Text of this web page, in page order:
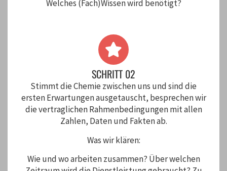
Welches (Fach)Wissen wird benötigt?
SCHRITT 02
Stimmt die Chemie zwischen uns und sind die
ersten Erwartungen ausgetauscht, besprechen wir
die vertraglichen Rahmenbedingungen mit allen
Zahlen, Daten und Fakten ab.
Was wir klären:
Wie und wo arbeiten zusammen? Über welchen